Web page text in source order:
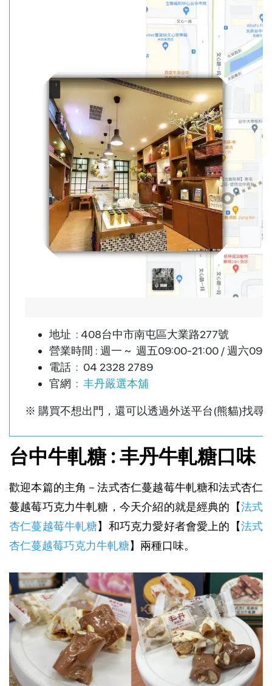
地址 : 408台中市南屯區大業路277號
營業時間 : 週一 ~ 週五09:00-21:00 / 週六
電話 : 04 2328 2789
官網 : 丰丹嚴選本舖
※ 購買不想出門，還可以透過外送平台(熊貓)找尋
台中牛軋糖 : 丰丹牛軋糖口味
歡迎本篇的主角－法式杏仁蔓越莓牛軋糖和法式杏仁
蔓越莓巧克力牛軋糖，今天介紹的就是經典的【法式
杏仁蔓越莓牛軋糖】和巧克力愛好者會愛上的【法式
杏仁蔓越莓巧克力牛軋糖】兩種口味。